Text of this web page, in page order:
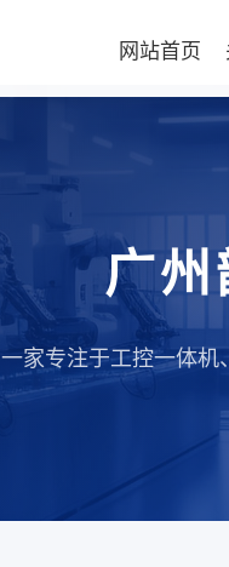
网站首页
广
一家专注于工控一体